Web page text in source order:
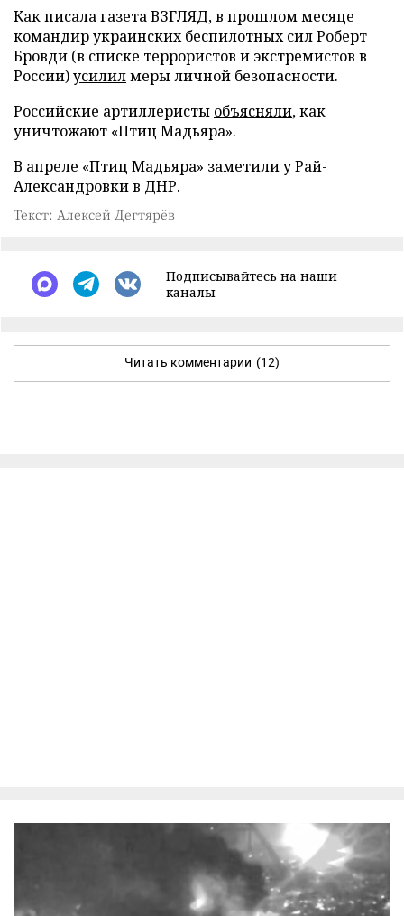
Как писала газета ВЗГЛЯД, в прошлом месяце
командир украинских беспилотных сил Роберт
Бровди (в списке террористов и экстремистов в
России)усилилмеры личной безопасности.
Российские артиллеристы объясняли, как
уничтожают «Птиц Мадьяра».
В апреле «Птиц Мадьяра» заметилиу Рай-
Александровки в ДНР.
Текст: Алексей Дегтярёв
Подписывайтесь на наши
каналы
Читать комментарии (12)